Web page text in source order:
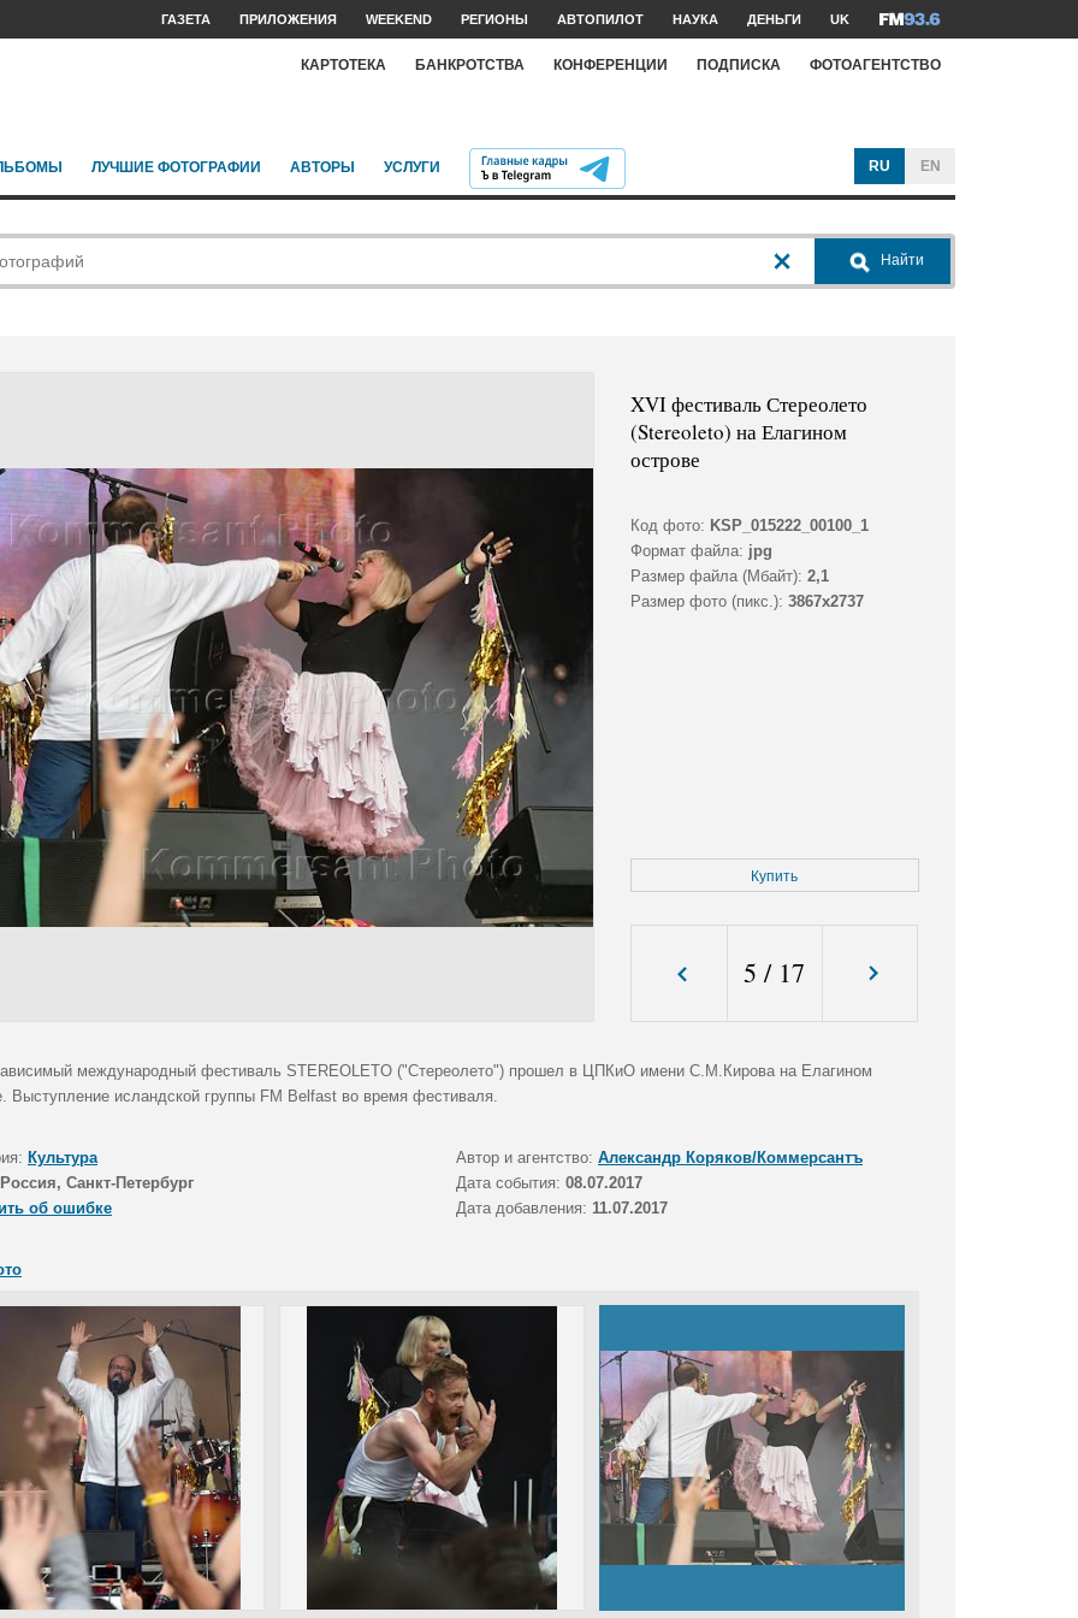
ГАЗЕТА ПРИЛОЖЕНИЯ WEEKEND РЕГИОНЫ АВТОПИЛОТ НАУКА ДЕНЬГИ UK
КАРТОТЕКА БАНКРОТСТВА КОНФЕРЕНЦИИ ПОДПИСКА ФОТОАГЕНТСТВО
ЛУЧШИЕ ФОТОГРАФИИ АВТОРЫ УСЛУГИ RU EN
Найти
XVI фестиваль Стереолето
(Stereoleto) на Елагином
острове
Код фото: KSP_015222_00100_1
Формат файла: jpg
Размер файла (Мбайт): 2,1
Размер фото (пикс.): 3867x2737
Купить
5 / 17
международный фестиваль STEREOLETO ("Стереолето") прошел в ЦПКиО имени С.М.Кирова на Елагином
Выступление исландской группы FM Belfast во время фестиваля.
Культура Автор и агентство: Александр Коряков/Коммерсантъ
Россия, Санкт-Петербург Дата события: 08.07.2017
об ошибке
Дата добавления: 11.07.2017